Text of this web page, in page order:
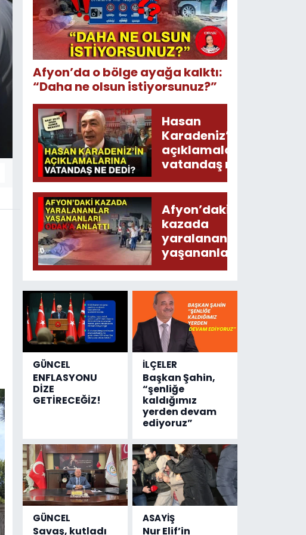
Afyon’da o bölge ayağa kalktı:
“Daha ne olsun istiyorsunuz?”
Hasan
Karadeniz’in
açıklamalarına
vatandaş ne
dedi?
Afyon’daki
kazada
yaralananlar
yaşananları
ODAK’a
GÜNCEL
ENFLASYONU
DİZE
GETİRECEĞİZ!
İLÇELER
Başkan Şahin,
“şenliğe
kaldığımız
yerden devam
ediyoruz”
GÜNCEL
Savaş, kutladı
ASAYİŞ
Nur Elif’in